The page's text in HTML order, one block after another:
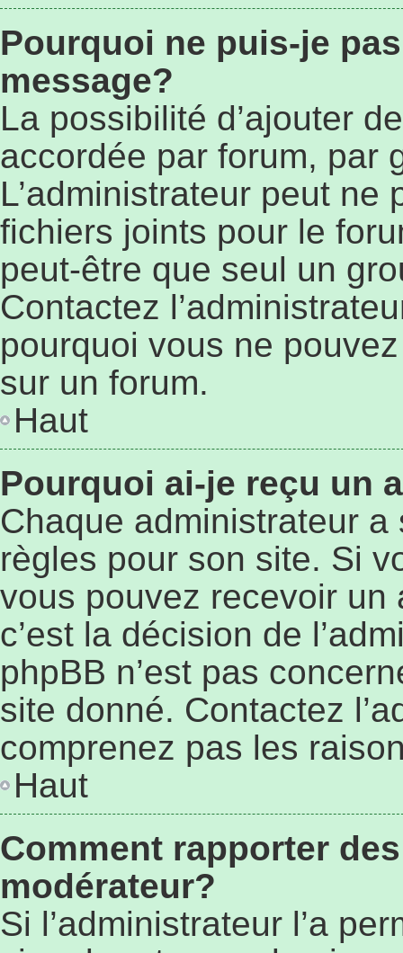
Pourquoi ne puis-je
message?
La possibilité d’ajouter
accordée par forum, par
L’administrateur peut ne
fichiers joints pour le
peut-être que seul un
Contactez
pourquoi vous ne
sur un forum.
Haut
Pourquoi ai-je reçu un
Chaque administrateur
règles pour son site. Si
vous pouvez recevoir un
c’est la décision de
phpBB n’est pas
site donné. Contactez
comprenez pas les
Haut
Comment rapporter
modérateur?
Si l’administrateur l’a